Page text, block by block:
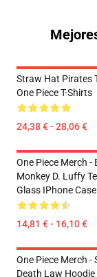
Straw Hat Pirates
One Piece T-Shirts
24,38 € - 28,06 €
One Piece Merch -
Monkey D. Luffy
Glass IPhone
14,81 € - 16,10 €
One Piece Merch -
Death Law